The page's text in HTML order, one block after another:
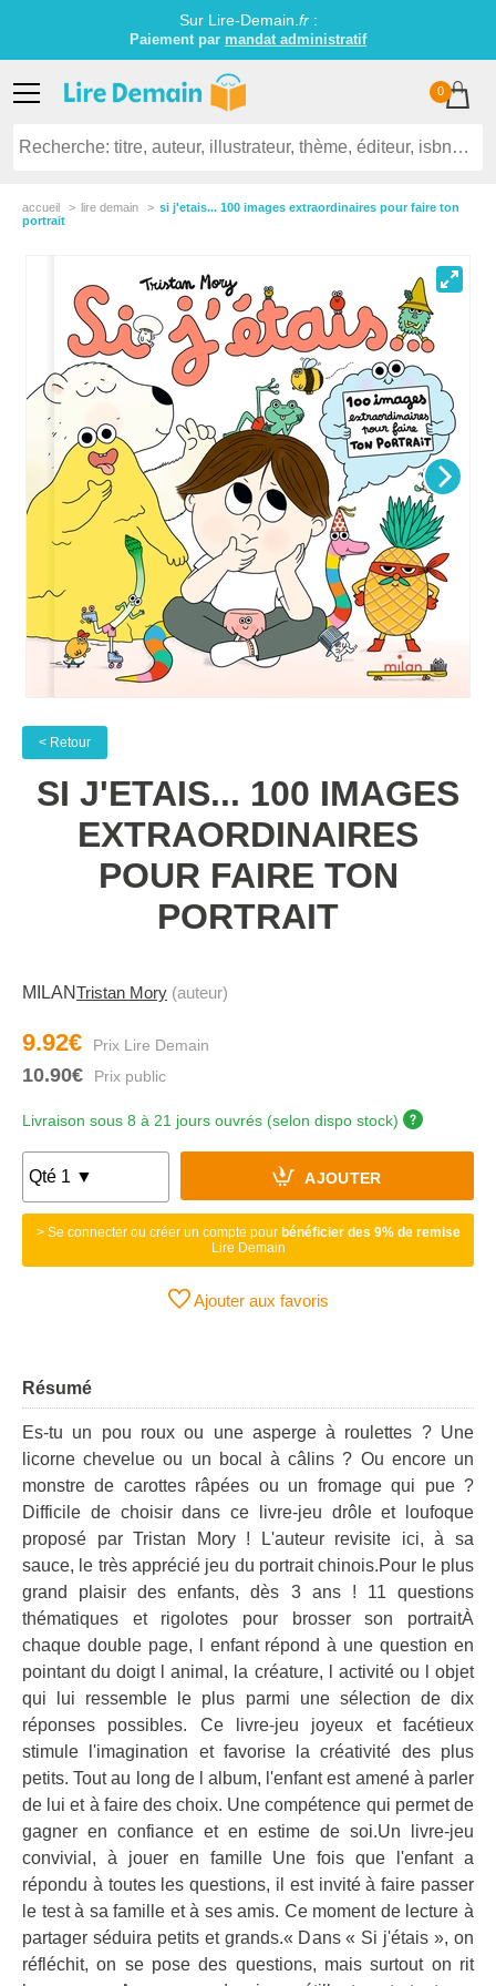
Sur Lire-Demain. fr:
Paiement par mandat administratif
0
accueil lire demain
si j'etais... 100 images extraordinaires pour faire ton
portrait
< Retour
SI J'ETAIS... 100 IMAGES
EXTRAORDINAIRES
POUR FAIRE TON
PORTRAIT
MILANTristan Mory (auteur)
9.92€
10.90€
Livraison sous 8 à 21 jours ouvrés (selon dispo stock)
AJOUTER
> Se connecter ou créer un compte pour bénéficier des 9% de remise
Lire Demain
Ajouter aux favoris
Résumé
Es-tu un pou roux ou une asperge à roulettes ? Une
licorne chevelue ou un bocal à câlins ? Ou encore un
monstre de carottes râpées ou un fromage qui pue ?
Difficile de choisir dans ce livre-jeu drôle et loufoque
proposé par Tristan Mory ! L'auteur revisite ici, à sa
sauce, le très apprécié jeu du portrait chinois.Pour le plus
grand plaisir des enfants, dès 3 ans ! 11 questions
thématiques et rigolotes pour brosser son portraitÀ
chaque double page, l enfant répond à une question en
pointant du doigt l animal, la créature, l activité ou l objet
qui lui ressemble le plus parmi une sélection de dix
réponses possibles. Ce livre-jeu joyeux et facétieux
stimule l'imagination et favorise la créativité des plus
petits. Tout au long de l album, l'enfant est amené à parler
de lui et à faire des choix. Une compétence qui permet de
gagner en confiance et en estime de soi.Un livre-jeu
convivial, à jouer en famille Une fois que l'enfant a
répondu à toutes les questions, il est invité à faire passer
le test à sa famille et à ses amis. Ce moment de lecture à
partager séduira petits et grands.« Dans « Si j'étais », on
réfléchit, on se pose des questions, mais surtout on rit